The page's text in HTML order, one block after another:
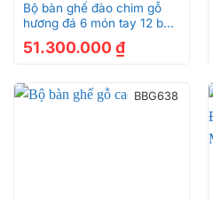
Bộ bàn ghế đào chim gỗ
hương đá 6 món tay 12 bàn
51.300.000 ₫
BBG638